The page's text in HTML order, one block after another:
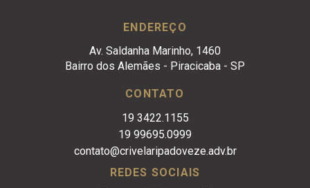
ENDEREÇO
Av. Saldanha Marinho, 1460
Bairro dos Alemães - Piracicaba - SP
CONTATO
19 3422.1155
19 99695.0999
contato@crivelaripadoveze.adv.br
REDES SOCIAIS